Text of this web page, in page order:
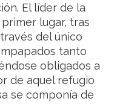
El líder de la
lugar, tras
del único
tanto
obligados a
de aquel refugio
se componía de